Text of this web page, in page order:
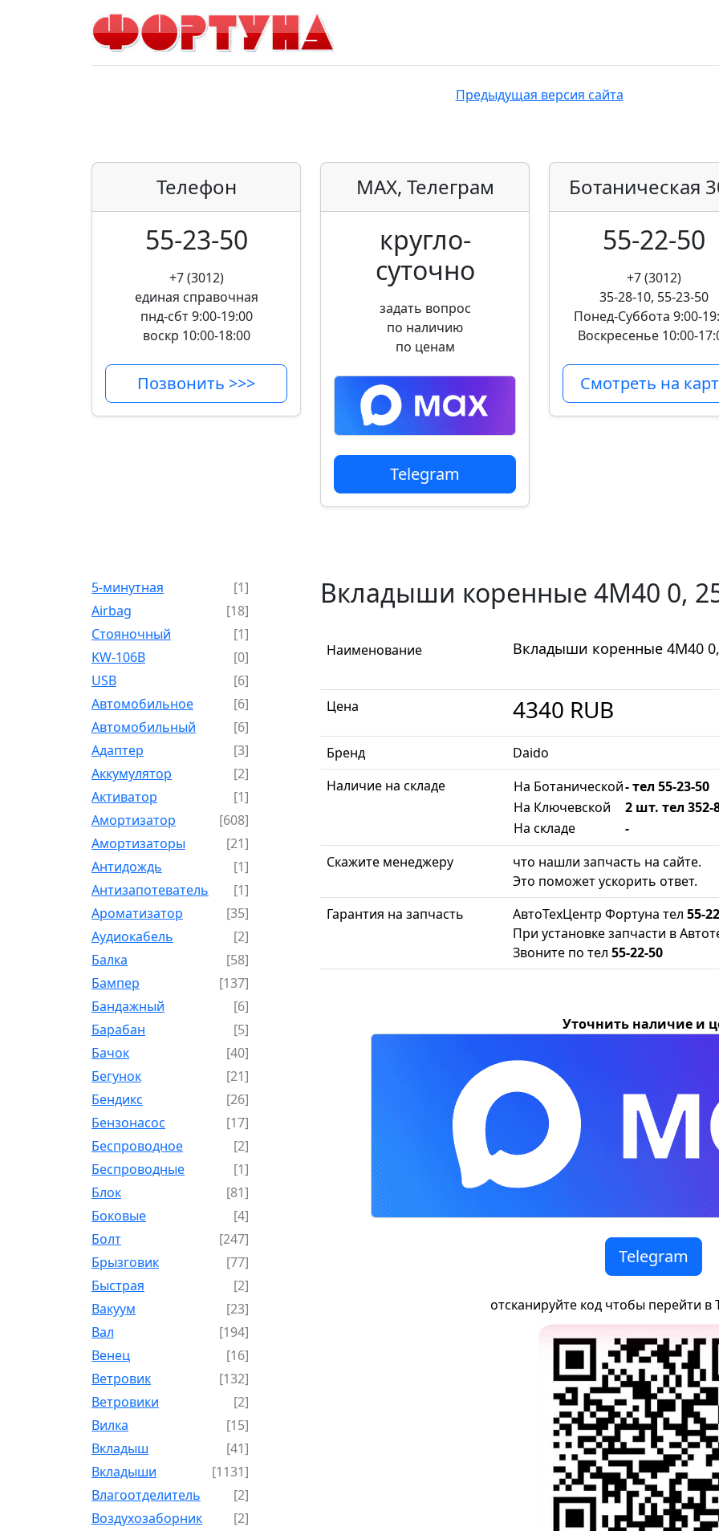
Предыдущая версия сайта
Телефон
55-23-50
+7 (3012)
единая справочная
пнд-сбт 9:00-19:00
воскр 10:00-18:00
Позвонить >>>
MAX, Телеграм
кругло­
суточно
задать вопрос
по наличию
по ценам
Telegram
Ботаническая
55-22-50
+7 (3012)
35-28-10, 55-23-50
Понед-Суббота 9:00-
Воскресенье 10:00-
Смотреть на
5-минутная
[1]
Airbag
[18]
Cтояночный
[1]
KW-106B
[0]
USB
[6]
Автомобильное
[6]
Автомобильный
[6]
Адаптер
[3]
Аккумулятор
[2]
Активатор
[1]
Амортизатор
[608]
Амортизаторы
[21]
Антидождь
[1]
Антизапотеватель
[1]
Ароматизатор
[35]
Аудиокабель
[2]
Балка
[58]
Бампер
[137]
Бандажный
[6]
Барабан
[5]
Бачок
[40]
Бегунок
[21]
Бендикс
[26]
Бензонасос
[17]
Беспроводное
[2]
Беспроводные
[1]
Блок
[81]
Боковые
[4]
Болт
[247]
Брызговик
[77]
Быстрая
[2]
Вакуум
[23]
Вал
[194]
Венец
[16]
Ветровик
[132]
Ветровики
[2]
Вилка
[15]
Вкладыш
[41]
Вкладыши
[1131]
Влагоотделитель
[2]
Воздухозаборник
[2]
Вкладыши коренные 4M40 0,
Наименование Вкладыши коренные 4M40 0,
Цена 4340 RUB
Бренд
Daido
Наличие на складе
На Ботанической- тел 55-23-50
На Ключевской
2 шт. тел 352-
На складе
-
Скажите менеджеру
что нашли запчасть на сайте.
Это поможет ускорить ответ.
Гарантия на запчасть
АвтоТехЦентр Фортуна тел 55-
При установке запчасти в
Звоните по тел 55-22-50
Уточнить наличие и
Telegram
отсканируйте код чтобы перейти в